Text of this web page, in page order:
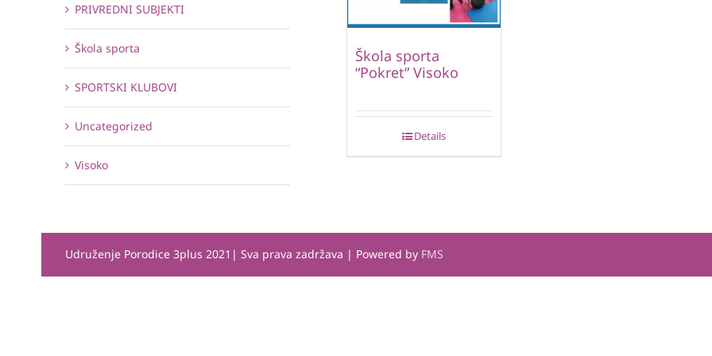
Škola sporta
“Pokret” Visoko
Details
PRIVREDNI SUBJEKTI
Škola sporta
SPORTSKI KLUBOVI
Uncategorized
Visoko
Udruženje Porodice 3plus 2021| Sva prava zadržava | Powered by FMS